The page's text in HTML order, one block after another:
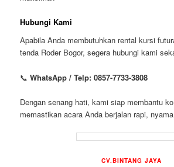
Hubungi Kami
Apabila Anda membutuhkan rental kursi
tenda Roder Bogor, segera hubungi kami
📞WhatsApp / Telp: 0857-7733-3808
Dengan senang hati, kami siap membantu
memastikan acara Anda berjalan rapi,
CV.BINTANG JAYA